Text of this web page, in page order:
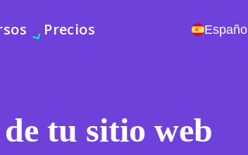
Precios Español
tu sitio web